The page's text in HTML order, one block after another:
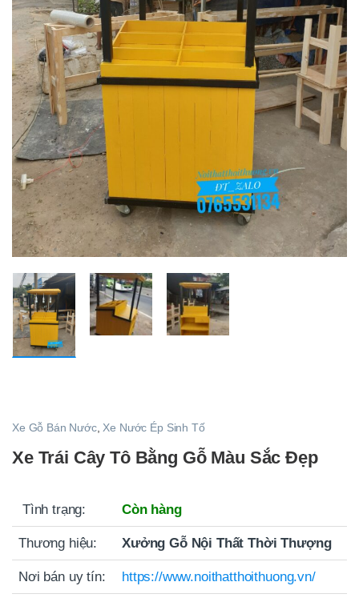
Xe Gỗ Bán Nước,Xe Nước Ép Sinh Tố
Xe Trái Cây Tô Bằng Gỗ Màu Sắc Đẹp
Tình trạng: Còn hàng
Thương hiệu: Xưởng Gỗ Nội Thất Thời Thượng
Nơi bán uy tín: https://www.noithatthoithuong.vn/